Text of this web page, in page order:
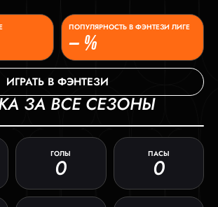
– %
ПОПУЛЯРНОСТЬ В ФЭНТЕЗИ ЛИГЕ
ИГРАТЬ В ФЭНТЕЗИ
ЗА ВСЕ СЕЗОНЫ
ГОЛЫ
0
ПАСЫ
0